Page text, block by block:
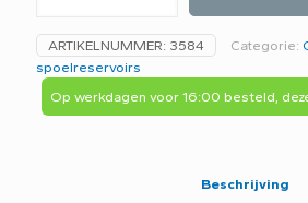
voor
bedieningspaneel
-
D3i-
aantal
ARTIKELNUMMER: 3584 Categorie:
spoelreservoirs
Op werkdagen voor 16:00 besteld,
Beschrijving